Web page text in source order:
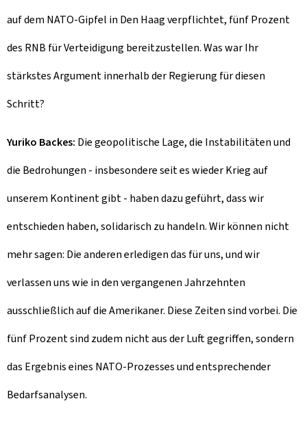
auf dem NATO-Gipfel in Den Haag verpflichtet, fünf Prozent
des RNB für Verteidigung bereitzustellen. Was war Ihr
stärkstes Argument innerhalb der Regierung für diesen
Schritt?
Yuriko Backes: Die geopolitische Lage, die Instabilitäten und
die Bedrohungen - insbesondere seit es wieder Krieg auf
unserem Kontinent gibt - haben dazu geführt, dass wir
entschieden haben, solidarisch zu handeln. Wir können nicht
mehr sagen: Die anderen erledigen das für uns, und wir
verlassen uns wie in den vergangenen Jahrzehnten
ausschließlich auf die Amerikaner. Diese Zeiten sind vorbei. Die
fünf Prozent sind zudem nicht aus der Luft gegriffen, sondern
das Ergebnis eines NATO-Prozesses und entsprechender
Bedarfsanalysen.